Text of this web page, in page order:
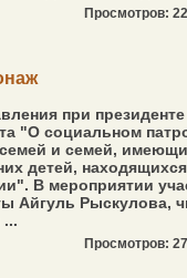
Просмотров:
при
"О социальном
и семей,
детей,
В мероприятии
Айгуль Рыскулова,
Просмотров: